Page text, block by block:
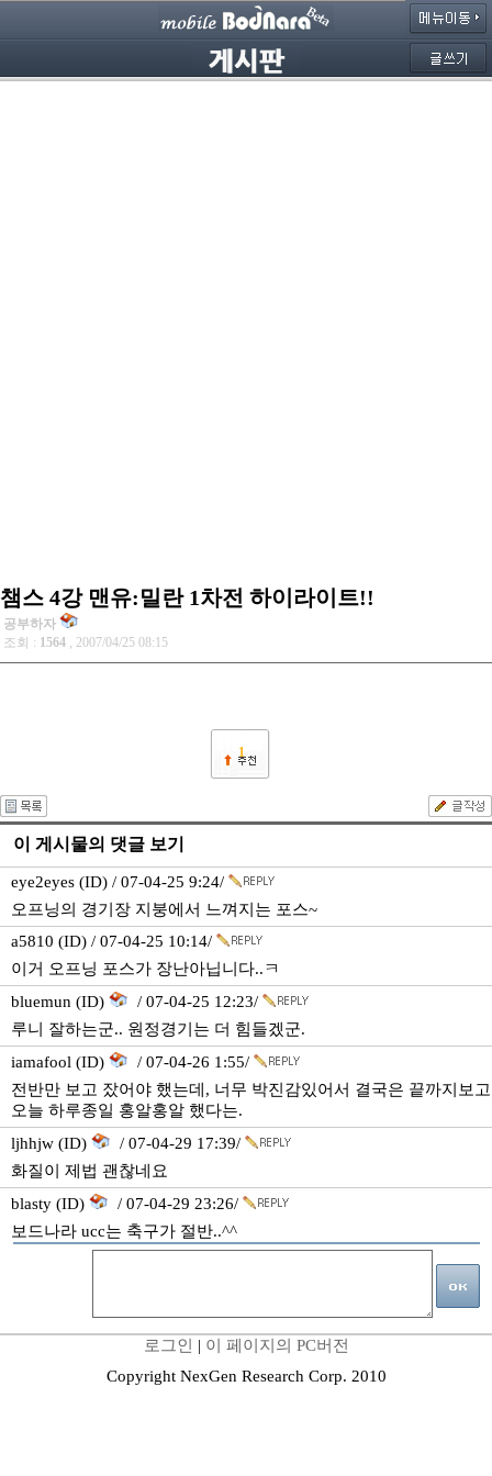
챔스 4강 맨유:밀란 1차전 하이라이트!!
공부하자
조회 : 1564 , 2007/04/25 08:15
1
이 게시물의 댓글 보기
eye2eyes (ID) / 07-04-25 9:24/
오프닝의 경기장 지붕에서 느껴지는 포스~
a5810 (ID) / 07-04-25 10:14/
이거 오프닝 포스가 장난아닙니다..ㅋ
bluemun (ID)
/ 07-04-25 12:23/
루니 잘하는군.. 원정경기는 더 힘들겠군.
iamafool (ID)
/ 07-04-26 1:55/
전반만 보고 잤어야 했는데, 너무 박진감있어서 결국은 끝까지보고
오늘 하루종일 홍알홍알 했다는.
ljhhjw (ID)
/ 07-04-29 17:39/
화질이 제법 괜찮네요
blasty (ID)
/ 07-04-29 23:26/
보드나라 ucc는 축구가 절반..^^
로그인 | 이 페이지의 PC버전
Copyright NexGen Research Corp. 2010